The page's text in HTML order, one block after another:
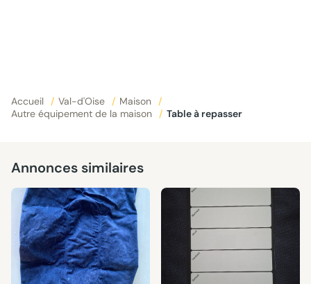
Accueil / Val-d'Oise / Maison
/
Autre équipement de la maison
/ Table à repasser
Annonces similaires